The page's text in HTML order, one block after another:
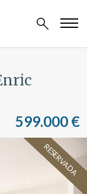
599.000 €
RESERVADA